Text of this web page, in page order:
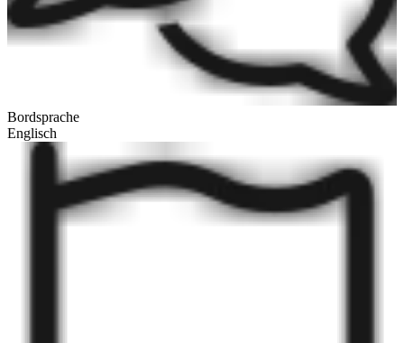
Bordsprache
Englisch